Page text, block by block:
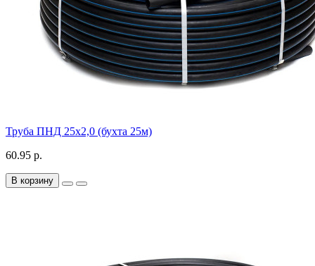
Труба ПНД 25х2,0 (бухта 25м)
60.95 р.
В корзину